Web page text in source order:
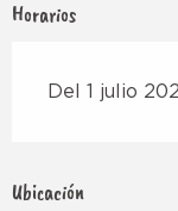
Horarios
Del 1 julio
Ubicación